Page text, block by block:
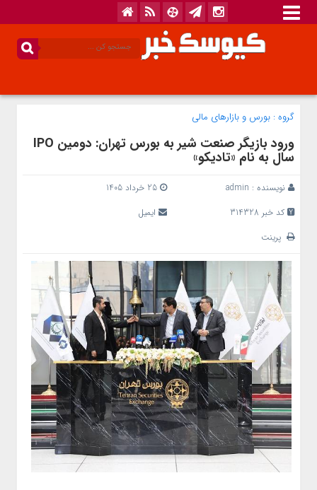
گروه : بورس و بازار‌های مالی
ورود بازیگر صنعت شیر به بورس تهران: دومین IPO
سال به نام «تادیکو»
نویسنده : admin
25 خرداد 1405
کد خبر 314328
ایمیل
پرینت